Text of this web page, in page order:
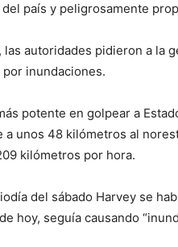
país y peligrosamente
las autoridades pidieron a la
inundaciones.
potente en golpear a
a unos 48 kilómetros al
kilómetros por hora.
del sábado Harvey se
hoy, seguía causando